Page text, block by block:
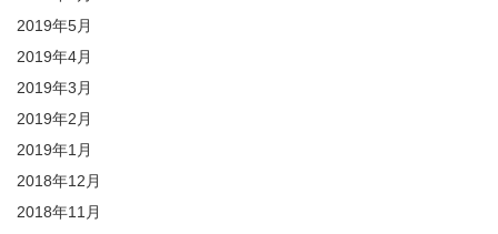
2019年5月
2019年4月
2019年3月
2019年2月
2019年1月
2018年12月
2018年11月